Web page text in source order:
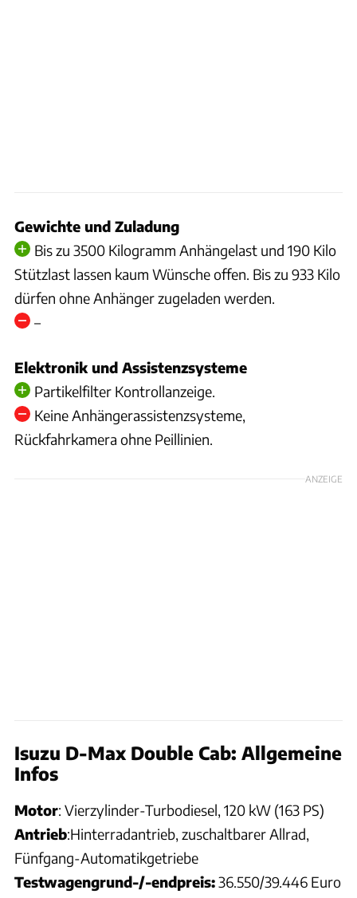
Gewichte und Zuladung
Bis zu 3500 Kilogramm Anhängelast und 190 Kilo
Stützlast lassen kaum Wünsche offen. Bis zu 933 Kilo
dürfen ohne Anhänger zugeladen werden.
–
Elektronik und Assistenzsysteme
Partikelfilter Kontrollanzeige.
Keine Anhängerassistenzsysteme,
Rückfahrkamera ohne Peillinien.
ANZEIGE
Isuzu D-Max Double Cab: Allgemeine
Infos
Motor: Vierzylinder-Turbodiesel, 120 kW (163 PS)
Antrieb:Hinterradantrieb, zuschaltbarer Allrad,
Fünfgang-Automatikgetriebe
Testwagengrund-/-endpreis:36.550/39.446 Euro